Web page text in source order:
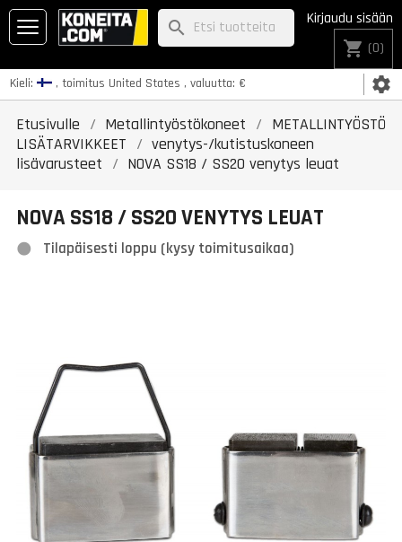
Kieli: , toimitus United States , valuutta: € settings
Kirjaudu sisään
shopping_cart (0)
search
Etusivulle Metallintyöstökoneet
METALLINTYÖSTÖ
LISÄTARVIKKEET
venytys-/kutistuskoneen
lisävarusteet
NOVA SS18 / SS20 venytys leuat
NOVA SS18 / SS20 VENYTYS LEUAT
Tilapäisesti loppu (kysy toimitusaikaa)